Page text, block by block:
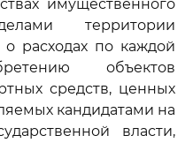
имущественного
территории
расходах по каждой
объектов
средств, ценных
кандидатами на
власти,